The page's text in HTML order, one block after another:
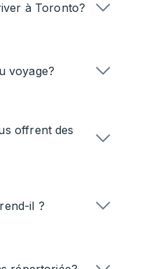
à Toronto?
voyage?
offrent des
il ?